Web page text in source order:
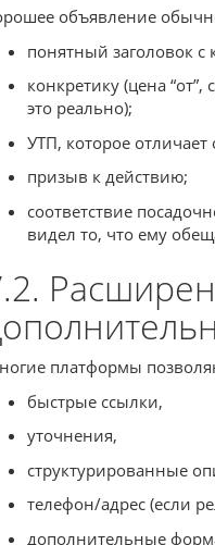
объявление
понятный заголовок
конкретику (цена
это реально);
УТП, которое отличает
призыв к действию;
соответствие
видел то, что ему
платформы
быстрые ссылки,
уточнения,
структурированные
телефон/адрес (если
дополнительные